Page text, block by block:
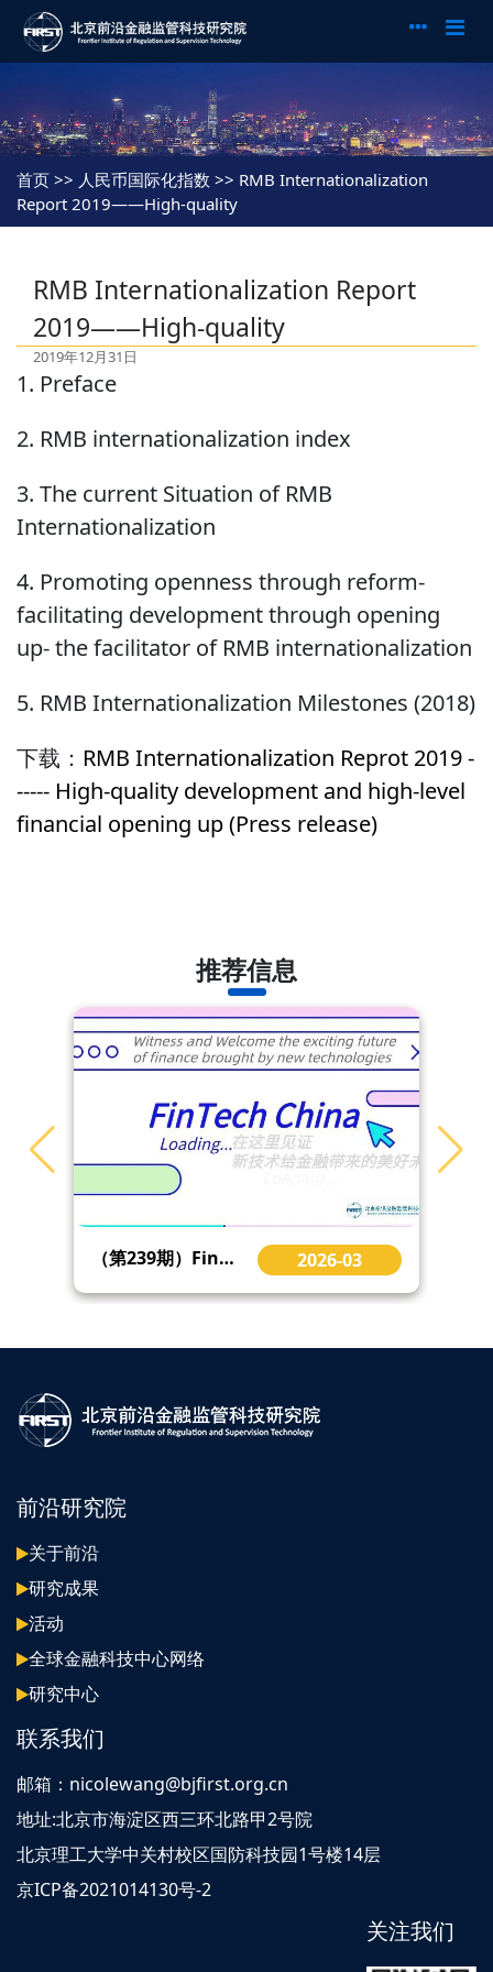
首页 >> 人民币国际化指数 >> RMB Internationalization
Report 2019——High-quality
RMB Internationalization Report
2019——High-quality
2019年12月31日
1. Preface
2. RMB internationalization index
3. The current Situation of RMB
Internationalization
4. Promoting openness through reform-
facilitating development through opening
up- the facilitator of RMB internationalization
5. RMB Internationalization Milestones (2018)
下载： RMB Internationalization Reprot 2019 -
----- High-quality development and high-level
financial opening up (Press release)
推荐信息
（第239期）FinTech China | 金融科技前沿精选：英国支付愿景执行委员会发布《支付前瞻计划》等 2026-03
前沿研究院
关于前沿
研究成果
活动
全球金融科技中心网络
研究中心
联系我们
邮箱：nicolewang@bjfirst.org.cn
地址:北京市海淀区西三环北路甲2号院
北京理工大学中关村校区国防科技园1号楼14层
京ICP备2021014130号-2
关注我们